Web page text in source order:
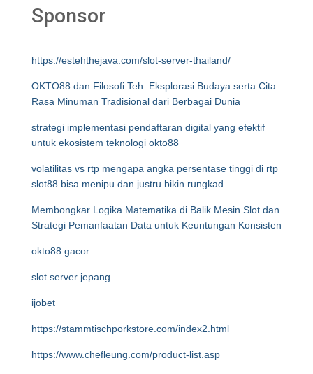
Sponsor
https://estehthejava.com/slot-server-thailand/
OKTO88 dan Filosofi Teh: Eksplorasi Budaya serta Cita
Rasa Minuman Tradisional dari Berbagai Dunia
strategi implementasi pendaftaran digital yang efektif
untuk ekosistem teknologi okto88
volatilitas vs rtp mengapa angka persentase tinggi di rtp
slot88 bisa menipu dan justru bikin rungkad
Membongkar Logika Matematika di Balik Mesin Slot dan
Strategi Pemanfaatan Data untuk Keuntungan Konsisten
okto88 gacor
slot server jepang
ijobet
https://stammtischporkstore.com/index2.html
https://www.chefleung.com/product-list.asp